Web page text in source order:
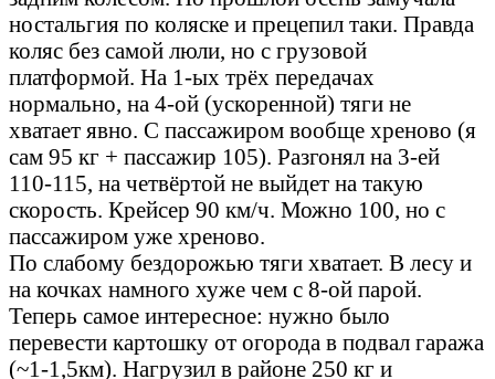
ностальгия по коляске и прецепил таки. Правда
коляс без самой люли, но с грузовой
платформой. На 1-ых трёх передачах
нормально, на 4-ой (ускоренной) тяги не
хватает явно. С пассажиром вообще хреново (я
сам 95 кг + пассажир 105). Разгонял на 3-ей
110-115, на четвёртой не выйдет на такую
скорость. Крейсер 90 км/ч. Можно 100, но с
пассажиром уже хреново.
По слабому бездорожью тяги хватает. В лесу и
на кочках намного хуже чем с 8-ой парой.
Теперь самое интересное: нужно было
перевести картошку от огорода в подвал гаража
(~1-1,5км). Нагрузил в районе 250 кг и